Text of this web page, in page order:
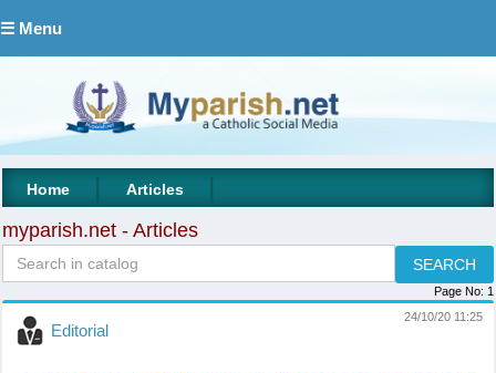
☰ Menu
Home Articles
myparish.net - Articles
Page No: 1
Editorial
24/10/20 11:25